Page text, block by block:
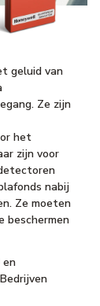
geluid van
Ze zijn
het
zijn voor
nabij
Ze moeten
beschermen
en